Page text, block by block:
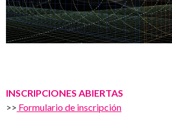
INSCRIPCIONES ABIERTAS
>> Formulario de inscripción